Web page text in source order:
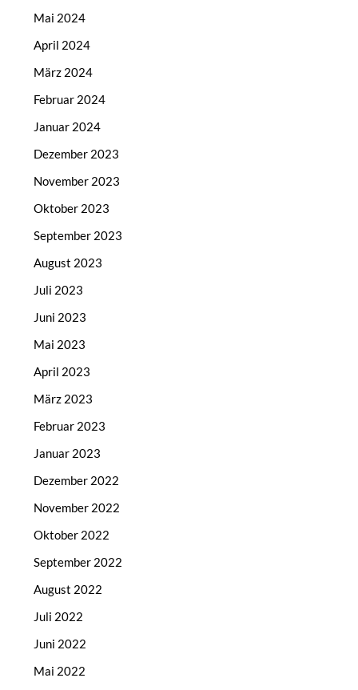
Mai 2024
April 2024
März 2024
Februar 2024
Januar 2024
Dezember 2023
November 2023
Oktober 2023
September 2023
August 2023
Juli 2023
Juni 2023
Mai 2023
April 2023
März 2023
Februar 2023
Januar 2023
Dezember 2022
November 2022
Oktober 2022
September 2022
August 2022
Juli 2022
Juni 2022
Mai 2022